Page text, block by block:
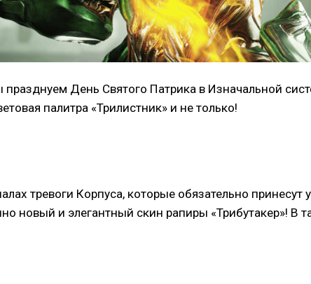
День Святого Патрика в Изначальной
палитра «Трилистник» и не только!
тревоги Корпуса, которые обязательно принесут
новый и элегантный скин рапиры «Трибутакер»! В